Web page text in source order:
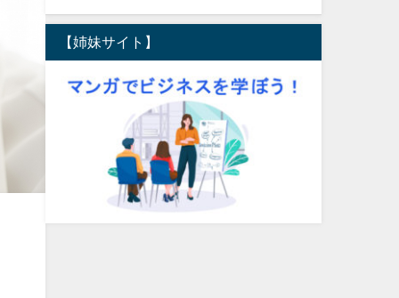
【姉妹サイト】